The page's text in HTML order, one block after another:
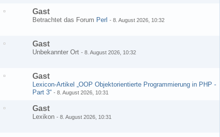
Gast
Betrachtet das Forum Perl - 8. August 2026, 10:32
Gast
Unbekannter Ort - 8. August 2026, 10:32
Gast
Lexicon-Artikel „OOP Objektorientierte Programmierung in PHP -
Part 3“ - 8. August 2026, 10:31
Gast
Lexikon - 8. August 2026, 10:31